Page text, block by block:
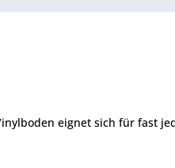
eignet sich für fast